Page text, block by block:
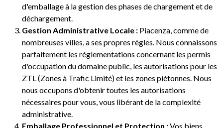
d'emballage à la gestion des phases de chargement et de
déchargement.
Gestion Administrative Locale : Piacenza, comme de
nombreuses villes, a ses propres règles. Nous connaissons
parfaitement les réglementations concernant les permis
d'occupation du domaine public, les autorisations pour les
ZTL (Zones à Trafic Limité) et les zones piétonnes. Nous
nous occupons d'obtenir toutes les autorisations
nécessaires pour vous, vous libérant de la complexité
administrative.
Emballage Professionnel et Protection :Vos biens